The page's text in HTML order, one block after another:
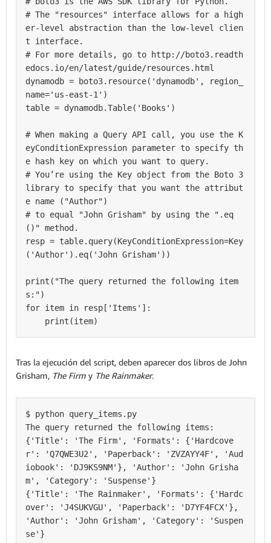
# The "resources" interface allows for a high
er-level abstraction than the low-level clien
t interface.
# For more details, go to http://boto3.readth
edocs.io/en/latest/guide/resources.html
dynamodb = boto3.resource('dynamodb', region_
name='us-east-1')
table = dynamodb.Table('Books')
# When making a Query API call, you use the K
eyConditionExpression parameter to specify th
e hash key on which you want to query.
# You’re using the Key object from the Boto 3
library to specify that you want the attribut
e name ("Author")
# to equal "John Grisham" by using the ".eq
()" method.
resp = table.query(KeyConditionExpression=Key
('Author').eq('John Grisham'))
print("The query returned the following item
s:")
for item in resp['Items']:
    print(item)
Tras la ejecución del script, deben aparecer dos libros de John
Grisham, The Firm y The Rainmaker.
$ python query_items.py
The query returned the following items:
{'Title': 'The Firm', 'Formats': {'Hardcove
r': 'Q7QWE3U2', 'Paperback': 'ZVZAYY4F', 'Aud
iobook': 'DJ9KS9NM'}, 'Author': 'John Grisha
m', 'Category': 'Suspense'}
{'Title': 'The Rainmaker', 'Formats': {'Hardc
over': 'J4SUKVGU', 'Paperback': 'D7YF4FCX'},
'Author': 'John Grisham', 'Category': 'Suspen
se'}